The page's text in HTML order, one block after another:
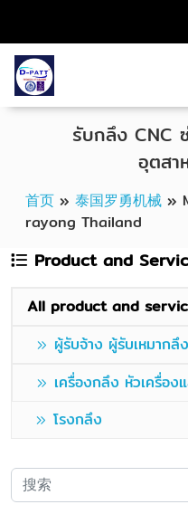
首页 » 泰国罗勇机械 »
rayong Thailand
รับกลึง CNC
อุตสา
Product and
All product and
ผู้รับจ้าง ผู้รับเหมากลึง
เครื่องกลึง หัวเครื่อง
โรงกลึง